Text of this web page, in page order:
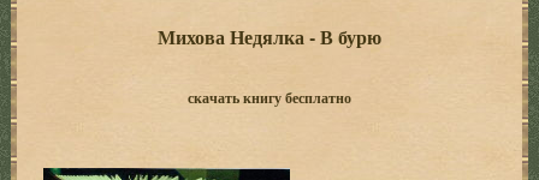
Михова Недялка - В бурю
скачать книгу бесплатно